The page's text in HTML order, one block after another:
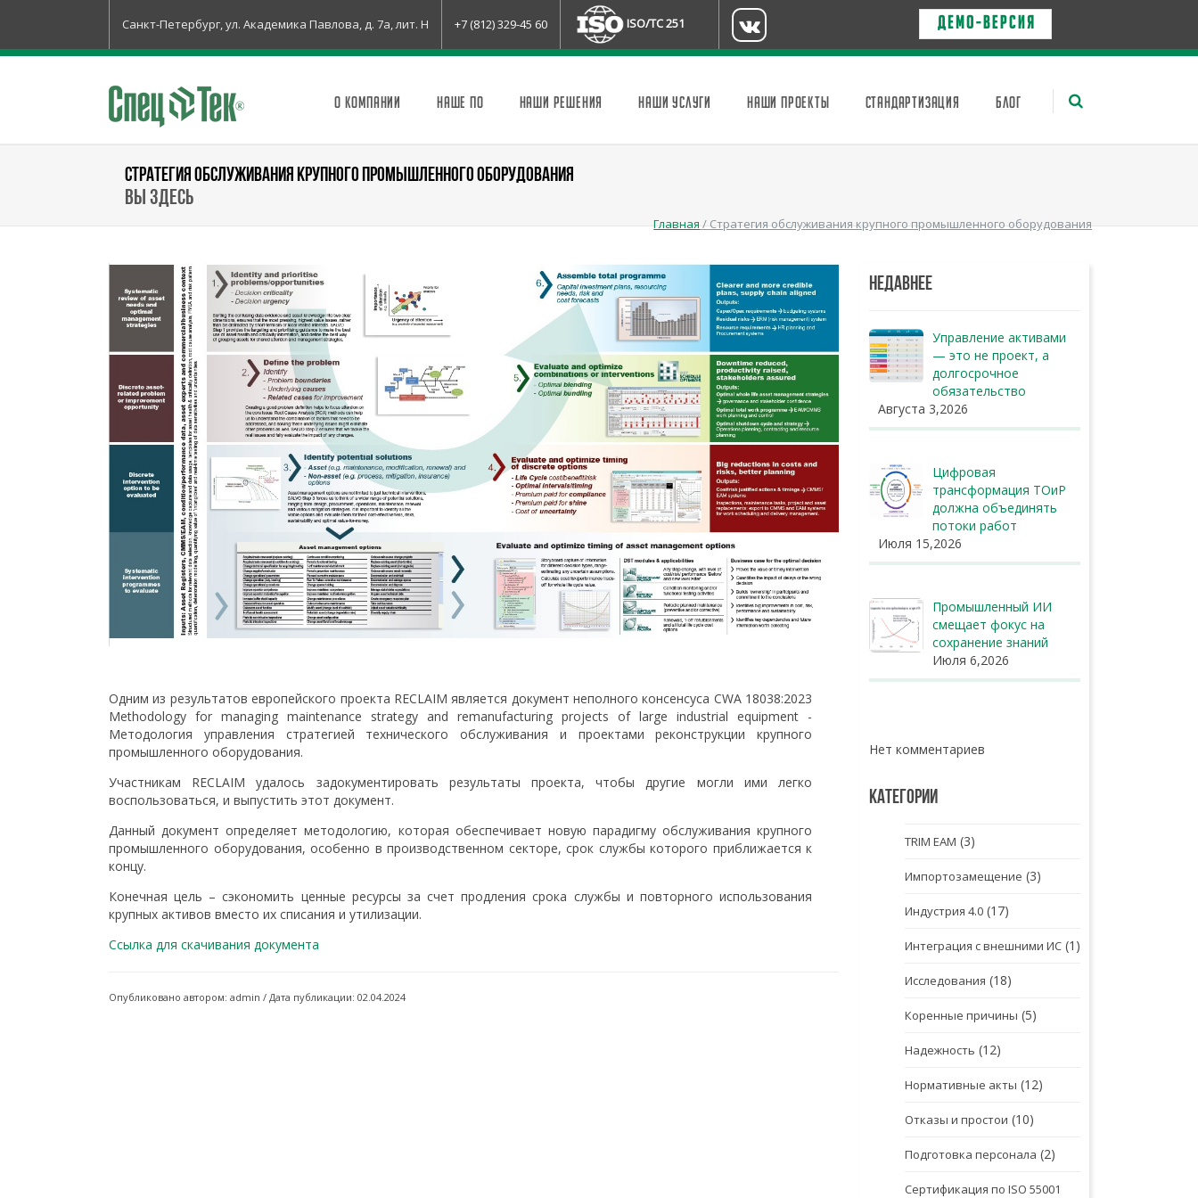
Санкт-Петербург, ул. Академика Павлова, д. 7а, лит. Н +7 (812) 329-45 60 ISO/TC 251 Д Е М О - в е р с и я
О КОМПАНИИ НАШЕ ПО НАШИ РЕШЕНИЯ НАШИ УСЛУГИ НАШИ ПРОЕКТЫ СТАНДАРТИЗАЦИЯ БЛОГ
СТРАТЕГИЯ ОБСЛУЖИВАНИЯ КРУПНОГО ПРОМЫШЛЕННОГО ОБОРУДОВАНИЯ
Вы здесь
Главная/Стратегия обслуживания крупного промышленного оборудования
Одним из результатов европейского проекта RECLAIM является документ неполного консенсуса CWA 18038:2023
Methodology for managing maintenance strategy and remanufacturing projects of large industrial equipment -
Методология управления стратегией технического обслуживания и проектами реконструкции крупного
промышленного оборудования.
Участникам RECLAIM удалось задокументировать результаты проекта, чтобы другие могли ими легко
воспользоваться, и выпустить этот документ.
Данный документ определяет методологию, которая обеспечивает новую парадигму обслуживания крупного
промышленного оборудования, особенно в производственном секторе, срок службы которого приближается к
концу.
Конечная цель – сэкономить ценные ресурсы за счет продления срока службы и повторного использования
крупных активов вместо их списания и утилизации.
Ссылка для скачивания документа
Опубликовано автором: admin / Дата публикации: 02.04.2024
НЕДАВНЕЕ
Управление активами
— это не проект, а
долгосрочное
обязательство
Августа 3,2026
Цифровая
трансформация ТОиР
должна объединять
потоки работ
Июля 15,2026
Промышленный ИИ
смещает фокус на
сохранение знаний
Июля 6,2026
Нет комментариев
КАТЕГОРИИ
TRIM EAM (3)
Импортозамещение (3)
Индустрия 4.0(17)
Интеграция с внешними ИС(1)
Исследования (18)
Коренные причины (5)
Надежность (12)
Нормативные акты (12)
Отказы и простои (10)
Подготовка персонала (2)
Сертификация по ISO 55001